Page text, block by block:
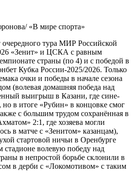
«В мире спорта»
тура МИР Российской
«Зенит» и ЦСКА с равным
страны (по 4) и с победой в
Кубка России-2025/2026. Только
очки и победы в начале сезона
(волевая домашняя победа над
выигрыш в Казани, где сине-
но в итоге «Рубин» в концовке смог
с большим трудом сохранённая в
2:1, где хозяева могли
в матче с «Зенитом» казанцам),
стартовой ничьи в Оренбурге
волевую победу над
в непростой борьбе склонили в
в дерби с «Локомотивом» с таким